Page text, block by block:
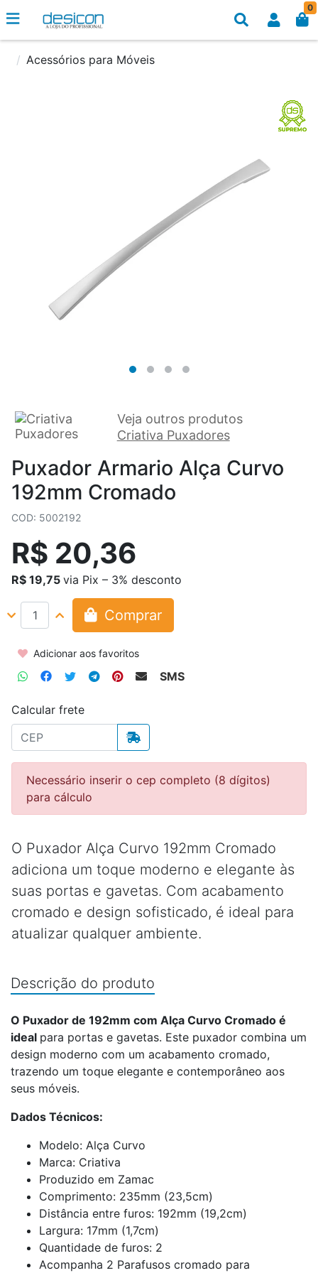
0
Acessórios para Móveis
Veja outros produtos
Criativa Puxadores
Puxador Armario Alça Curvo
192mm Cromado
COD: 5002192
R$ 20,36
R$ 19,75 via Pix – 3% desconto
Comprar
Adicionar aos favoritos
SMS
Calcular frete
Necessário inserir o cep completo (8 dígitos)
para cálculo
O Puxador Alça Curvo 192mm Cromado
adiciona um toque moderno e elegante às
suas portas e gavetas. Com acabamento
cromado e design sofisticado, é ideal para
atualizar qualquer ambiente.
Descrição do produto
O Puxador de 192mm com Alça Curvo Cromado é
ideal para portas e gavetas. Este puxador combina um
design moderno com um acabamento cromado,
trazendo um toque elegante e contemporâneo aos
seus móveis.
Dados Técnicos:
Modelo: Alça Curvo
Marca: Criativa
Produzido em Zamac
Comprimento: 235mm (23,5cm)
Distância entre furos: 192mm (19,2cm)
Largura: 17mm (1,7cm)
Quantidade de furos: 2
Acompanha 2 Parafusos cromado para